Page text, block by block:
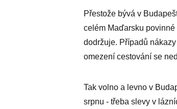
Přestože bývá v
celém Maďarsku
dodržuje. Případů
omezení cestování se
Tak volno a levno v
srpnu - třeba slevy v